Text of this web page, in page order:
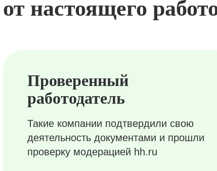
от настоящего
Проверенный
работодатель
Такие компании подтвердили свою
деятельность документами и прошли
проверку модерацией hh.ru